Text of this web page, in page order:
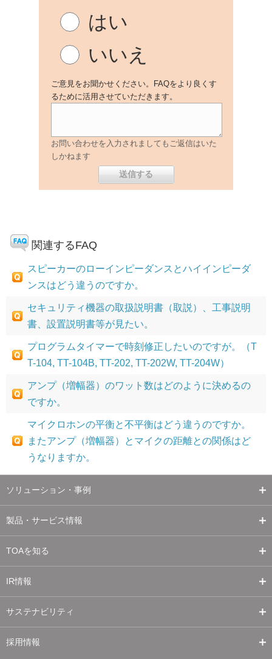
はい
いいえ
ご意見をお聞かせください。FAQをより良くす
るために活用させていただきます。
お問い合わせを入力されましてもご返信はいた
しかねます
関連するFAQ
スピーカーのローインピーダンスとハイインピーダ
ンスはどう違うのですか。
セキュリティ機器の取扱説明書（取説）、工事説明
書、設置説明書等が見たい。
プログラムタイマーで時刻修正したいのですが。（T
T-104, TT-104B, TT-202, TT-202W, TT-204W）
アンプ（増幅器）のワット数はどのように決めるの
ですか。
マイクロホンの平衡と不平衡はどう違うのですか。
またアンプ（増幅器）とマイクの距離との関係はど
うなりますか。
ソリューション・事例
製品・サービス情報
TOAを知る
IR情報
サステナビリティ
採用情報